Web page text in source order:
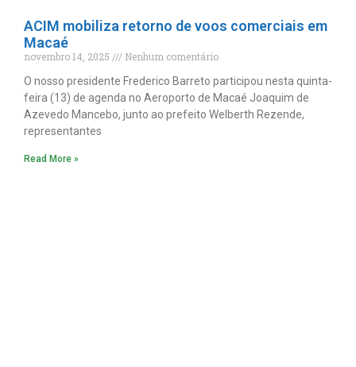
ACIM mobiliza retorno de voos comerciais em
Macaé
novembro 14, 2025
Nenhum comentário
O nosso presidente Frederico Barreto participou nesta quinta-
feira (13) de agenda no Aeroporto de Macaé Joaquim de
Azevedo Mancebo, junto ao prefeito Welberth Rezende,
representantes
Read More »